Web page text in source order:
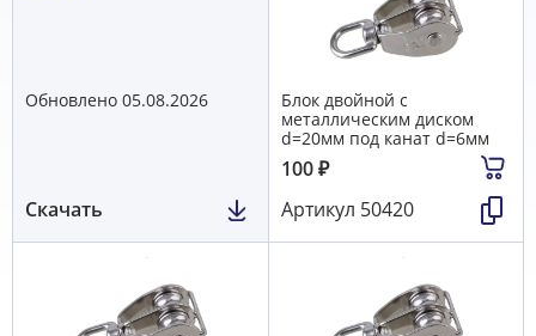
Обновлено 05.08.2026
Скачать
Блок двойной с
металлическим диском
d=20мм под канат d=6мм
100₽
Артикул 50420